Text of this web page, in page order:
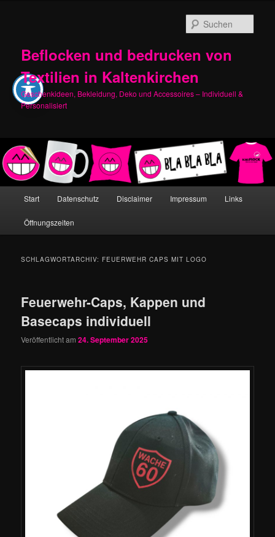
Beflocken und bedrucken von
Textilien in Kaltenkirchen
Geschenkideen, Bekleidung, Deko und Accessoires – Individuell &
Personalisiert
Start Datenschutz Disclaimer Impressum Links
Öffnungszeiten
SCHLAGWORTARCHIV: FEUERWEHR CAPS MIT LOGO
Feuerwehr-Caps, Kappen und
Basecaps individuell
Veröffentlicht am24. September 2025